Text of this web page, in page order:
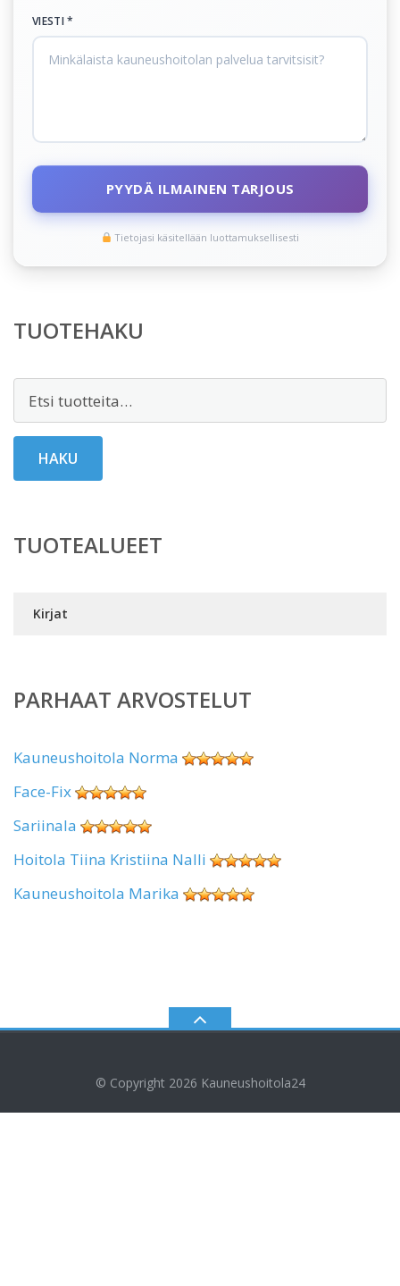
VIESTI *
PYYDÄ ILMAINEN TARJOUS
Tietojasi käsitellään luottamuksellisesti
TUOTEHAKU
HAKU
TUOTEALUEET
Kirjat
PARHAAT ARVOSTELUT
Kauneushoitola Norma
Face-Fix
Sariinala
Hoitola Tiina Kristiina Nalli
Kauneushoitola Marika
© Copyright 2026 Kauneushoitola24